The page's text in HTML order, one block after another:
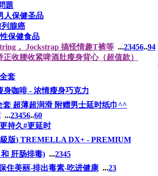
題
人保健圣品
腺癌
保健食品
， Jockstrap 搞怪情趣T裤等 ...23456..94
收腰收紧啤酒肚瘦身背心（超值款）
套
身咖啡 - 浓情瘦身巧克力
超薄超润滑 附赠男士延时纸巾^^
...23456..60
持久#更延时
版) TREMELLA DX+ - PREMIUM
肝肠排毒) ...2345
住美丽-排出毒素-吃进健康 ...23